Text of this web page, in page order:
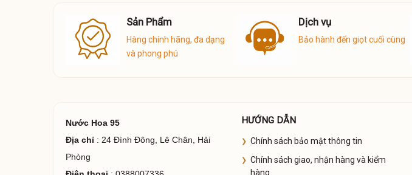
Sản Phẩm
Hàng chính hãng, đa dạng
và phong phú
Dịch vụ
Bảo hành đến giọt cuối cùng
Nước Hoa 95
Địa chỉ : 24 Đình Đông, Lê Chân, Hải
Phòng
HƯỚNG DẪN
Chính sách bảo mật thông tin
Chính sách giao, nhận hàng và kiểm
hàng